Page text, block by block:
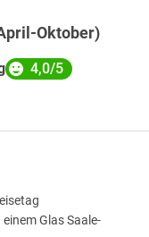
Oktober)
4,0/5
Glas Saale-